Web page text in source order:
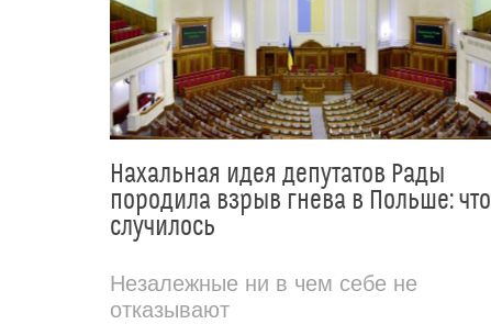
Нахальная идея депутатов Рады
породила взрыв гнева в Польше: что
случилось
Незалежные ни в чем себе не
отказывают